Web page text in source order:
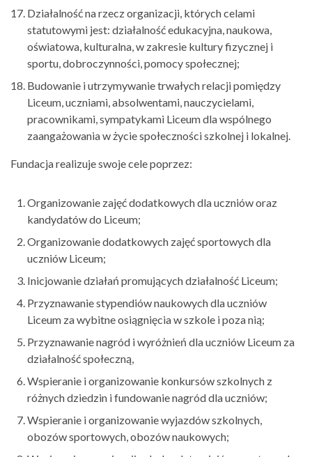
Działalność na rzecz organizacji, których celami
statutowymi jest: działalność edukacyjna, naukowa,
oświatowa, kulturalna, w zakresie kultury fizycznej i
sportu, dobroczynności, pomocy społecznej;
Budowanie i utrzymywanie trwałych relacji pomiędzy
Liceum, uczniami, absolwentami, nauczycielami,
pracownikami, sympatykami Liceum dla wspólnego
zaangażowania w życie społeczności szkolnej i lokalnej.
Fundacja realizuje swoje cele poprzez:
Organizowanie zajęć dodatkowych dla uczniów oraz
kandydatów do Liceum;
Organizowanie dodatkowych zajęć sportowych dla
uczniów Liceum;
Inicjowanie działań promujących działalność Liceum;
Przyznawanie stypendiów naukowych dla uczniów
Liceum za wybitne osiągnięcia w szkole i poza nią;
Przyznawanie nagród i wyróżnień dla uczniów Liceum za
działalność społeczną,
Wspieranie i organizowanie konkursów szkolnych z
różnych dziedzin i fundowanie nagród dla uczniów;
Wspieranie i organizowanie wyjazdów szkolnych,
obozów sportowych, obozów naukowych;